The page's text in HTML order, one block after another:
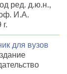
ред. д.ю.н.,
И.А.
для вузов